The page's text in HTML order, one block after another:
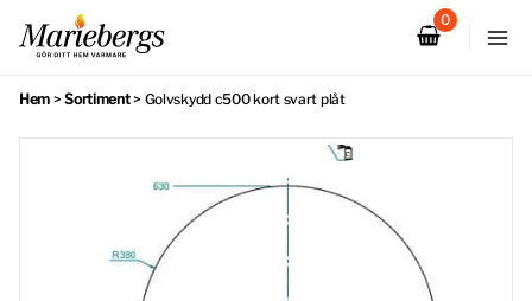
innehåll
Hem >Sortiment> Golvskydd c500 kort svart plåt